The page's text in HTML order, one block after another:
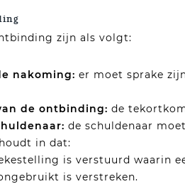
zijn als volgt:
nakoming: er moet sprake
de ontbinding: de
de schuldenaar
in dat:
is verstuurd waarin
is verstreken.